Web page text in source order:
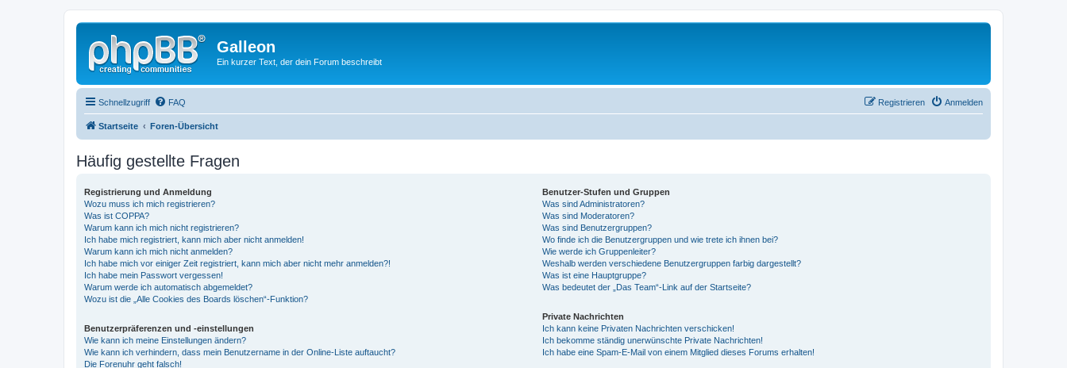
Galleon
Ein kurzer Text, der dein Forum beschreibt
Schnellzugriff FAQ Anmelden
Registrieren
Startseite Foren-Übersicht
Häufig gestellte Fragen
Registrierung und Anmeldung
Wozu muss ich mich registrieren?
Was ist COPPA?
Warum kann ich mich nicht registrieren?
Ich habe mich registriert, kann mich aber nicht anmelden!
Warum kann ich mich nicht anmelden?
Ich habe mich vor einiger Zeit registriert, kann mich aber nicht mehr anmelden?!
Ich habe mein Passwort vergessen!
Warum werde ich automatisch abgemeldet?
Wozu ist die „Alle Cookies des Boards löschen“-Funktion?
Benutzerpräferenzen und -einstellungen
Wie kann ich meine Einstellungen ändern?
Wie kann ich verhindern, dass mein Benutzername in der Online-Liste auftaucht?
Die Forenuhr geht falsch!
Benutzer-Stufen und Gruppen
Was sind Administratoren?
Was sind Moderatoren?
Was sind Benutzergruppen?
Wo finde ich die Benutzergruppen und wie trete ich ihnen bei?
Wie werde ich Gruppenleiter?
Weshalb werden verschiedene Benutzergruppen farbig dargestellt?
Was ist eine Hauptgruppe?
Was bedeutet der „Das Team“-Link auf der Startseite?
Private Nachrichten
Ich kann keine Privaten Nachrichten verschicken!
Ich bekomme ständig unerwünschte Private Nachrichten!
Ich habe eine Spam-E-Mail von einem Mitglied dieses Forums erhalten!